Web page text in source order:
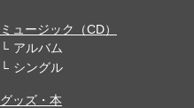
ミュージック（CD）
アルバム
シングル
グッズ・本